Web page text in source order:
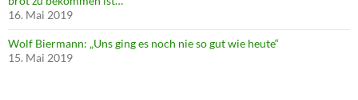
16. Mai 2019
Wolf Biermann: „Uns ging es noch nie so gut wie heute“
15. Mai 2019